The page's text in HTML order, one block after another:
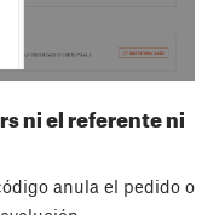
ni el referente ni
anula el pedido o